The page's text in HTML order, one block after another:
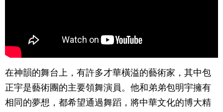
在神韻的舞台上，有許多才華橫溢的藝術家，其中包
正宇是藝術團的主要領舞演員。他和弟弟包明宇擁有
相同的夢想，都希望通過舞蹈，將中華文化的博大精